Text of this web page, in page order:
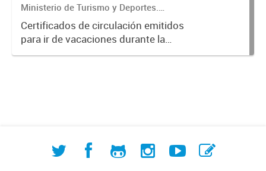
Circulación (CUHC) -
VERANO
Ministerio de Turismo y Deportes.
Subsecretaría de Desarrollo Estratégico.
Dirección Nacional de Mercados y
Estadística
Certificados de circulación emitidos
para ir de vacaciones durante la
emergencia sanitaria